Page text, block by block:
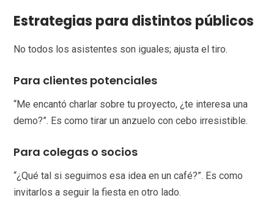
Estrategias para distintos públicos
No todos los asistentes son iguales; ajusta el tiro.
Para clientes potenciales
“Me encantó charlar sobre tu proyecto, ¿te interesa una
demo?”. Es como tirar un anzuelo con cebo irresistible.
Para colegas o socios
“¿Qué tal si seguimos esa idea en un café?”. Es como
invitarlos a seguir la fiesta en otro lado.